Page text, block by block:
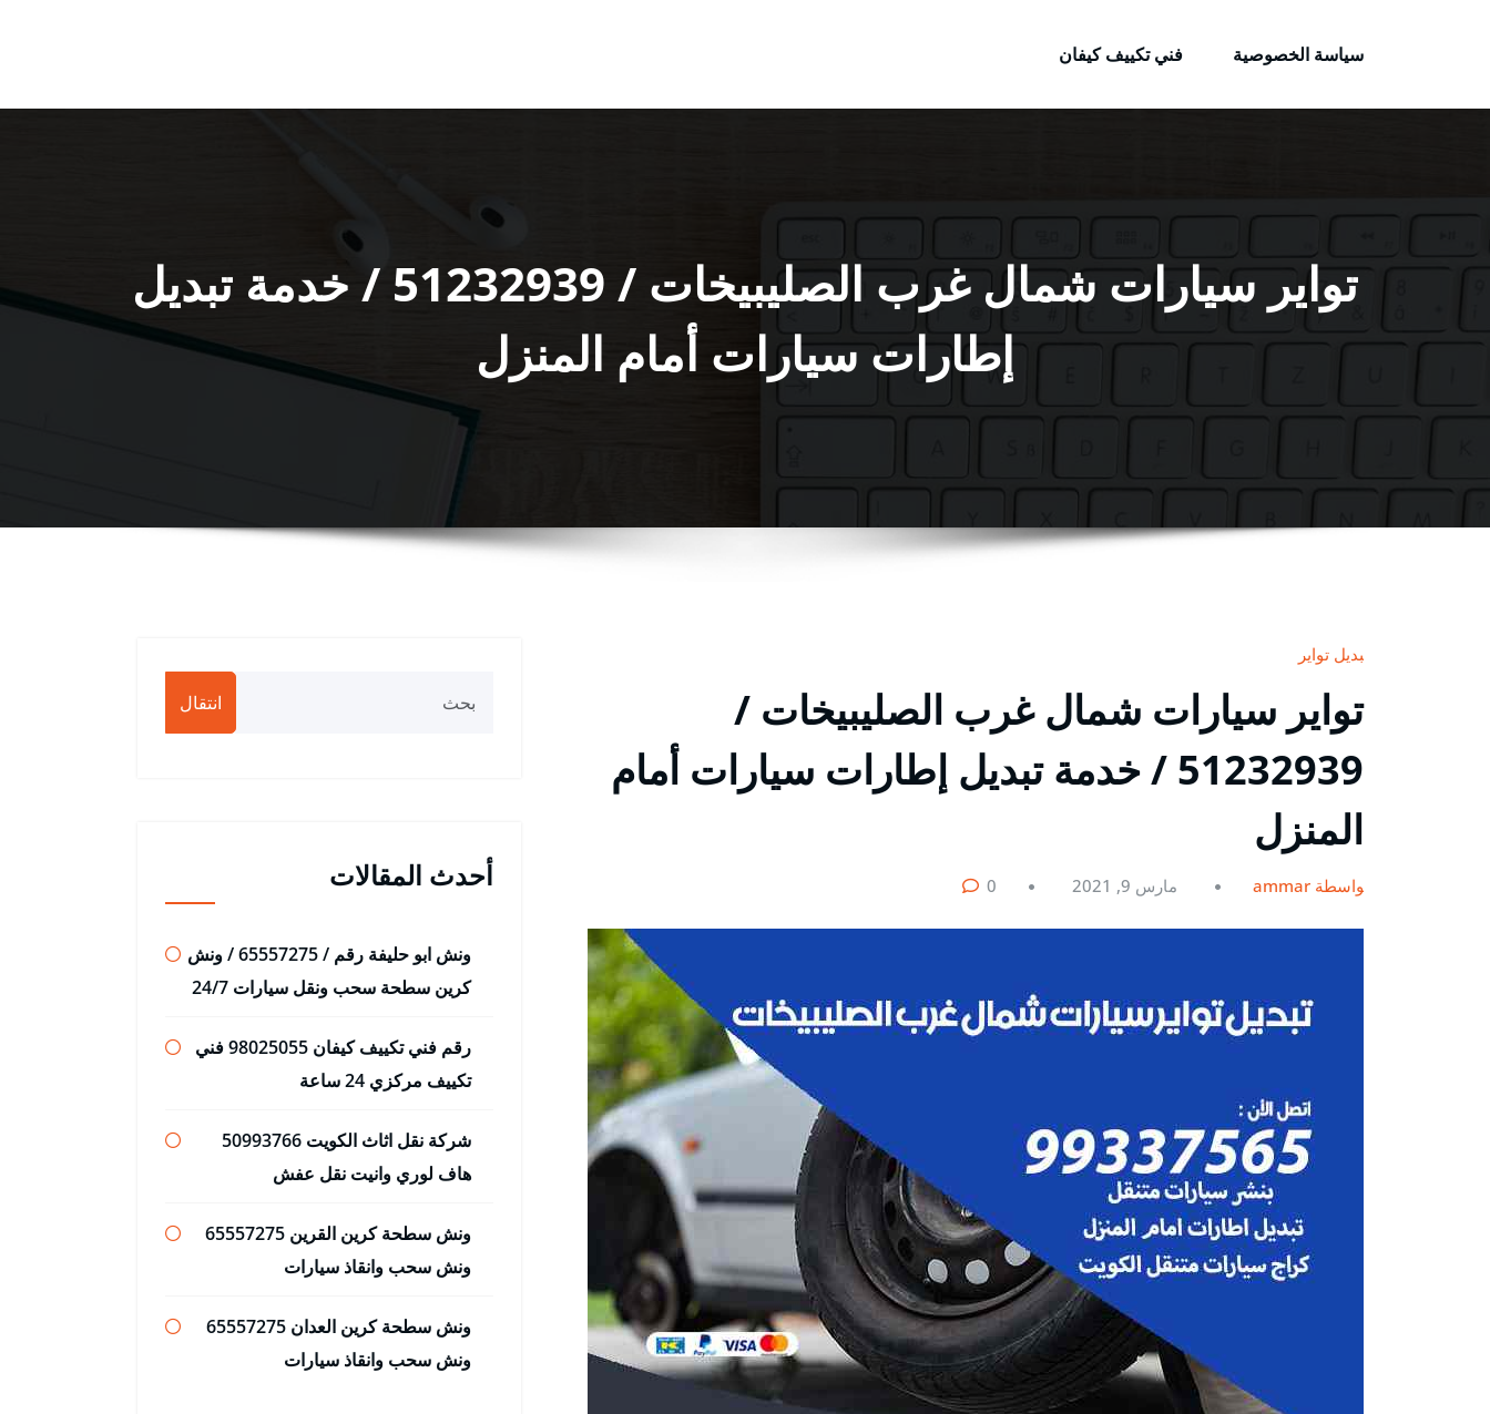
سياسة الخصوصية
فني تكييف كيفان
تواير سيارات شمال غرب الصليبيخات / 51232939‬ / خدمة تبديل
إطارات سيارات أمام المنزل
تبديل تواير
تواير سيارات شمال غرب الصليبيخات /
51232939‬ / خدمة تبديل إطارات سيارات أمام
المنزل
بواسطة ammar مارس 9, 2021 0
انتقال
أحدث المقالات
ونش ابو حليفة رقم / 65557275 / ونش
كرين سطحة سحب ونقل سيارات 24/7
رقم فني تكييف كيفان 98025055 فني
تكييف مركزي 24 ساعة
شركة نقل اثاث الكويت 50993766
هاف لوري وانيت نقل عفش
ونش سطحة كرين القرين 65557275
ونش سحب وانقاذ سيارات
ونش سطحة كرين العدان 65557275
ونش سحب وانقاذ سيارات